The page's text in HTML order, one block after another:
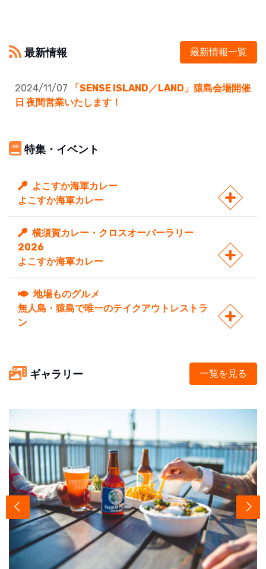
最新情報 最新情報一覧
2024/11/07
「SENSE ISLAND／LAND」猿島会場開催
日 夜間営業いたします！
特集・イベント
よこすか海軍カレー
よこすか海軍カレー
横須賀カレー・クロスオーバーラリー
2026
よこすか海軍カレー
地場ものグルメ
無人島・猿島で唯一のテイクアウトレストラ
ン
ギャラリー 一覧を見る